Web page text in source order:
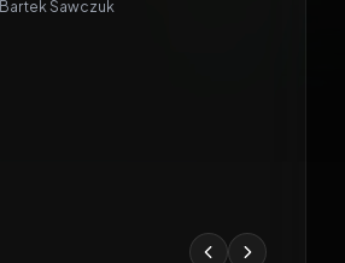
Bartek Sawczuk